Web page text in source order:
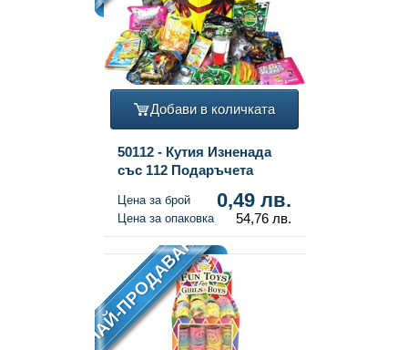
Добави в количката
50112 - Кутия Изненада
със 112 Подаръчета
Цена за брой 0,49 лв.
Цена за опаковка 54,76 лв.
НАЙ-ПРОДАВАН